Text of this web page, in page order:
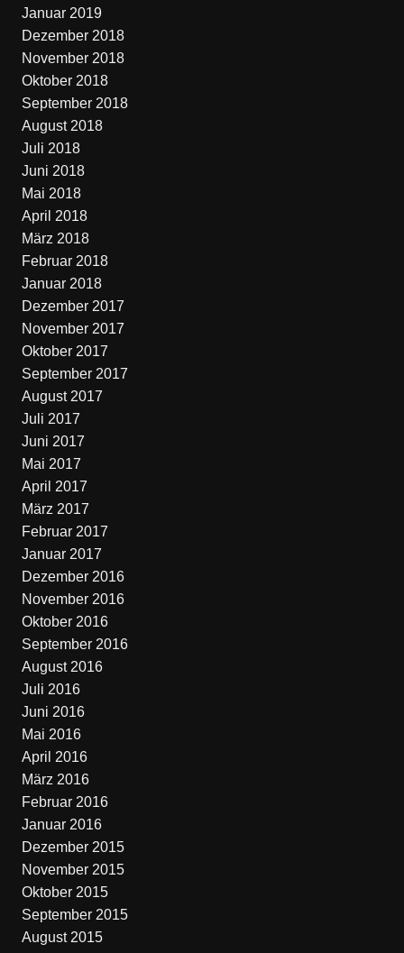
Januar 2019
Dezember 2018
November 2018
Oktober 2018
September 2018
August 2018
Juli 2018
Juni 2018
Mai 2018
April 2018
März 2018
Februar 2018
Januar 2018
Dezember 2017
November 2017
Oktober 2017
September 2017
August 2017
Juli 2017
Juni 2017
Mai 2017
April 2017
März 2017
Februar 2017
Januar 2017
Dezember 2016
November 2016
Oktober 2016
September 2016
August 2016
Juli 2016
Juni 2016
Mai 2016
April 2016
März 2016
Februar 2016
Januar 2016
Dezember 2015
November 2015
Oktober 2015
September 2015
August 2015